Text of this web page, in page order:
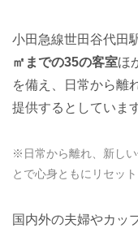
小田急線世田谷代田
㎡までの35の客室ほ
を備え、日常から離
提供するとしていま
※日常から離れ、新し
とで心身ともにリセッ
国内外の夫婦やカッ